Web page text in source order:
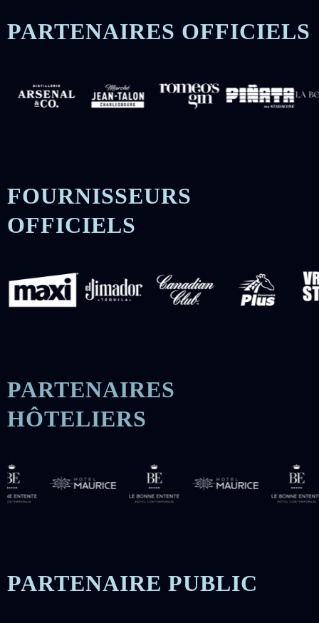
PARTENAIRES OFFICIELS
FOURNISSEURS
OFFICIELS
PARTENAIRES
HÔTELIERS
PARTENAIRE PUBLIC